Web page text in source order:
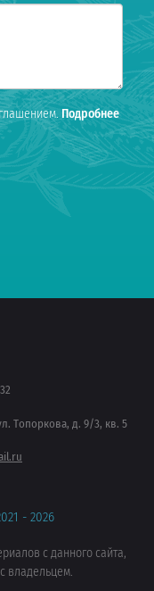
Подробнее
Топоркова, д. 9/3, кв. 5
- 2026
с данного сайта,
владельцем.